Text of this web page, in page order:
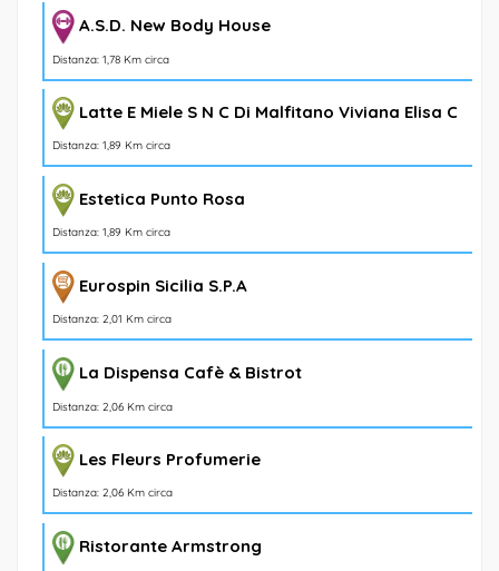
A.S.D. New Body House
Distanza: 1,78 Km circa
Latte E Miele S N C Di Malfitano Viviana Elisa C
Distanza: 1,89 Km circa
Estetica Punto Rosa
Distanza: 1,89 Km circa
Eurospin Sicilia S.P.A
Distanza: 2,01 Km circa
La Dispensa Cafè & Bistrot
Distanza: 2,06 Km circa
Les Fleurs Profumerie
Distanza: 2,06 Km circa
Ristorante Armstrong